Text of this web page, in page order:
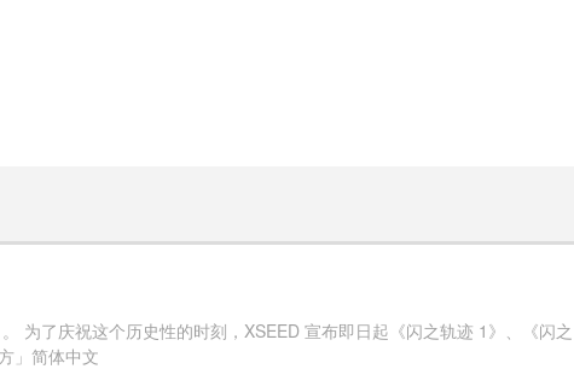
PC 党」也别错过了。 另：本作无「官方」简体中文